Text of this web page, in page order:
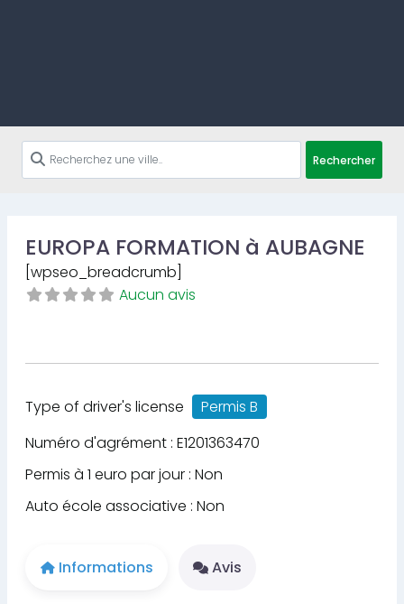
Rechercher
EUROPA FORMATION à AUBAGNE
[wpseo_breadcrumb]
Aucun avis
Type of driver's license
Permis B
Numéro d'agrément : E1201363470
Permis à 1 euro par jour : Non
Auto école associative : Non
Informations Avis